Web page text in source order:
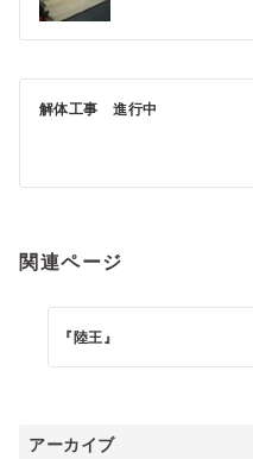
ナ
ゲ
シ
ン
解体工事 進行中
関連ページ
『陸王』
アーカイブ